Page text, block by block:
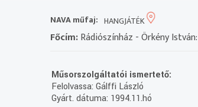
NAVA műfaj: HANGJÁTÉK
Főcím:Rádiószínház - Örkény
Műsorszolgáltatói ismertető:
Felolvassa: Gálffi László
Gyárt. dátuma: 1994.11.hó